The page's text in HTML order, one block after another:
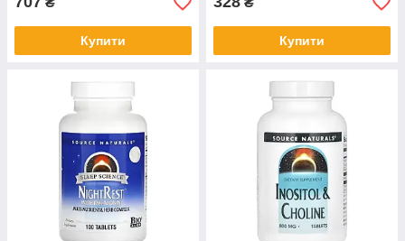
Купити Купити